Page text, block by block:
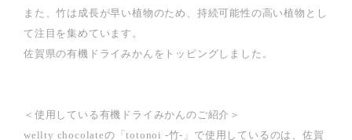
また、竹は成長が早い植物のため、持続可能性の高い植物とし
て注目を集めています。
佐賀県の有機ドライみかんをトッピングしました。
＜使用している有機ドライみかんのご紹介＞
wellty chocolateの「totonoi -竹-」で使用しているのは、佐賀